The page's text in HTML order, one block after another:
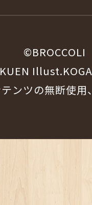
©BROCCOLI
ンツの無断使用